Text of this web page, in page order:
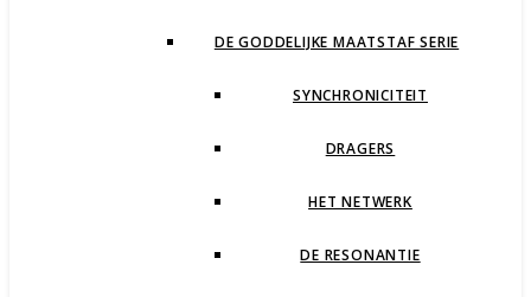
DE GODDELIJKE MAATSTAF SERIE
SYNCHRONICITEIT
DRAGERS
HET NETWERK
DE RESONANTIE